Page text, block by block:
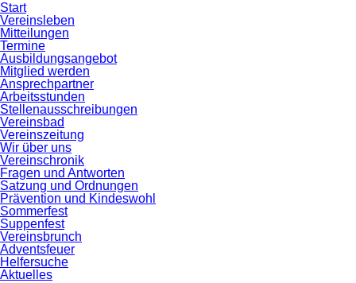
Start
Vereinsleben
Mitteilungen
Termine
Ausbildungsangebot
Mitglied werden
Ansprechpartner
Arbeitsstunden
Stellenausschreibungen
Vereinsbad
Vereinszeitung
Wir über uns
Vereinschronik
Fragen und Antworten
Satzung und Ordnungen
Prävention und Kindeswohl
Sommerfest
Suppenfest
Vereinsbrunch
Adventsfeuer
Helfersuche
Aktuelles